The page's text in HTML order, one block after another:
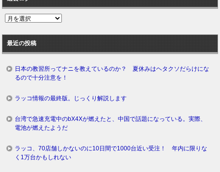
過
ロ
グ
最近の投稿
日本の教習所ってナニを教えているのか？ 夏休みはヘタクソだらけにな
るので十分注意を！
ラッコ情報の最終版。じっくり解説します
台湾で急速充電中のbX4Xが燃えたと、中国で話題になっている。実際、
電池が燃えたようだ
ラッコ、70店舗しかないのに10日間で1000台近い受注！ 年内に限りな
く1万台かもしれない